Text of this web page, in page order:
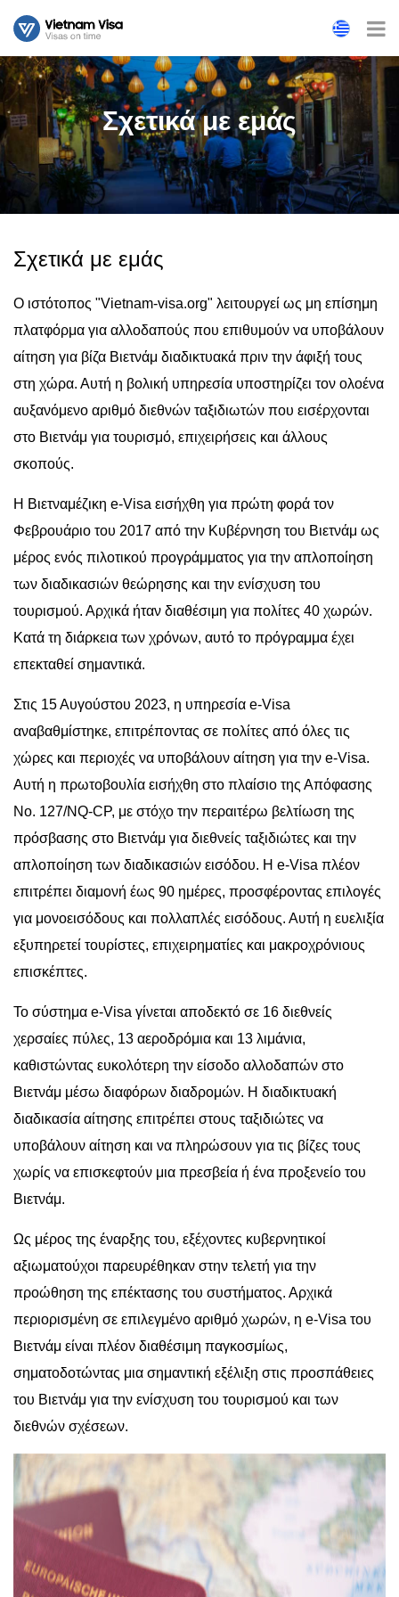
Σχετικά με εμάς
Σχετικά με εμάς
Ο ιστότοπος "Vietnam-visa.org" λειτουργεί ως μη επίσημη
πλατφόρμα για αλλοδαπούς που επιθυμούν να υποβάλουν
αίτηση για βίζα Βιετνάμ διαδικτυακά πριν την άφιξή τους
στη χώρα. Αυτή η βολική υπηρεσία υποστηρίζει τον ολοένα
αυξανόμενο αριθμό διεθνών ταξιδιωτών που εισέρχονται
στο Βιετνάμ για τουρισμό, επιχειρήσεις και άλλους
σκοπούς.
Η Βιετναμέζικη e-Visa εισήχθη για πρώτη φορά τον
Φεβρουάριο του 2017 από την Κυβέρνηση του Βιετνάμ ως
μέρος ενός πιλοτικού προγράμματος για την απλοποίηση
των διαδικασιών θεώρησης και την ενίσχυση του
τουρισμού. Αρχικά ήταν διαθέσιμη για πολίτες 40 χωρών.
Κατά τη διάρκεια των χρόνων, αυτό το πρόγραμμα έχει
επεκταθεί σημαντικά.
Στις 15 Αυγούστου 2023, η υπηρεσία e-Visa
αναβαθμίστηκε, επιτρέποντας σε πολίτες από όλες τις
χώρες και περιοχές να υποβάλουν αίτηση για την e-Visa.
Αυτή η πρωτοβουλία εισήχθη στο πλαίσιο της Απόφασης
Νο. 127/NQ-CP, με στόχο την περαιτέρω βελτίωση της
πρόσβασης στο Βιετνάμ για διεθνείς ταξιδιώτες και την
απλοποίηση των διαδικασιών εισόδου. Η e-Visa πλέον
επιτρέπει διαμονή έως 90 ημέρες, προσφέροντας επιλογές
για μονοεισόδους και πολλαπλές εισόδους. Αυτή η ευελιξία
εξυπηρετεί τουρίστες, επιχειρηματίες και μακροχρόνιους
επισκέπτες.
Το σύστημα e-Visa γίνεται αποδεκτό σε 16 διεθνείς
χερσαίες πύλες, 13 αεροδρόμια και 13 λιμάνια,
καθιστώντας ευκολότερη την είσοδο αλλοδαπών στο
Βιετνάμ μέσω διαφόρων διαδρομών. Η διαδικτυακή
διαδικασία αίτησης επιτρέπει στους ταξιδιώτες να
υποβάλουν αίτηση και να πληρώσουν για τις βίζες τους
χωρίς να επισκεφτούν μια πρεσβεία ή ένα προξενείο του
Βιετνάμ.
Ως μέρος της έναρξης του, εξέχοντες κυβερνητικοί
αξιωματούχοι παρευρέθηκαν στην τελετή για την
προώθηση της επέκτασης του συστήματος. Αρχικά
περιορισμένη σε επιλεγμένο αριθμό χωρών, η e-Visa του
Βιετνάμ είναι πλέον διαθέσιμη παγκοσμίως,
σηματοδοτώντας μια σημαντική εξέλιξη στις προσπάθειες
του Βιετνάμ για την ενίσχυση του τουρισμού και των
διεθνών σχέσεων.